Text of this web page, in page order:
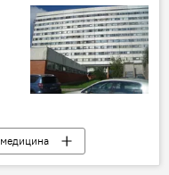
медицина